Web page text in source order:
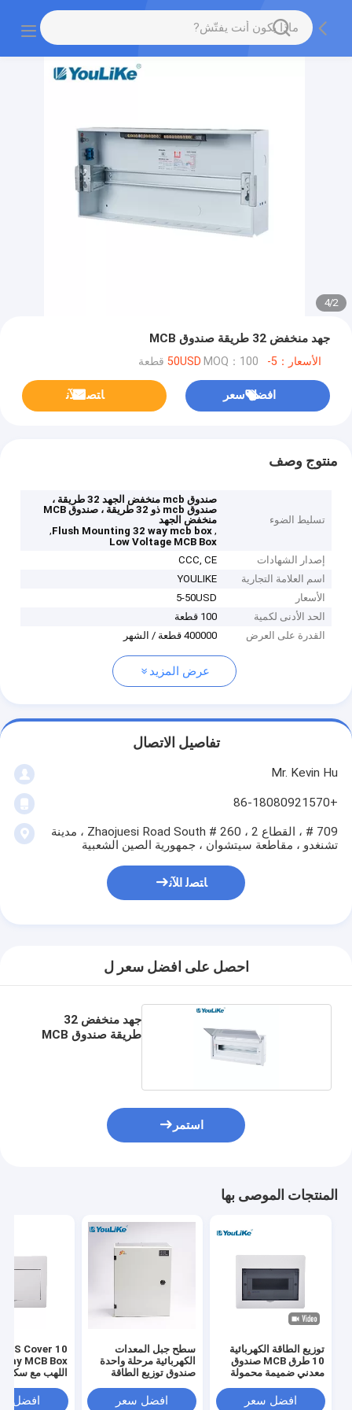
2
/
4
جهد منخفض 32 طريقة صندوق MCB
الأسعار：5-50USD MOQ：100 قطعة
افضل سعر ﺎﺘﺼﻟ ﺍﻶﻧ
منتوج وصف
تسليط الضوء
صندوق mcb منخفض الجهد 32 طريقة ،
صندوق mcb ذو 32 طريقة ، صندوق MCB
منخفض الجهد
,
Flush Mounting 32 way mcb box
,
Low Voltage MCB Box
إصدار الشهادات
CCC, CE
اسم العلامة التجارية
YOULIKE
الأسعار
5-50USD
الحد الأدنى لكمية
100 قطعة
القدرة على العرض
400000 قطعة / الشهر
عرض المزيد
تفاصيل الاتصال
Mr. Kevin Hu
+86-18080921570
709 # ، القطاع 2 ، 260 # Zhaojuesi Road South ، مدينة
تشنغدو ، مقاطعة سيتشوان ، جمهورية الصين الشعبية
ﺎﺘﺼﻟ ﺍﻶﻧ
احصل على افضل سعر ل
جهد منخفض 32
طريقة صندوق MCB
استمر
المنتجات الموصى بها
توزيع الطاقة الكهربائية
10 طرق MCB صندوق
معدني ضميمة محمولة
افضل سعر
سطح جبل المعدات
الكهربائية مرحلة واحدة
صندوق توزيع الطاقة
افضل سعر
اللهب مع سكة ​​Din
افضل